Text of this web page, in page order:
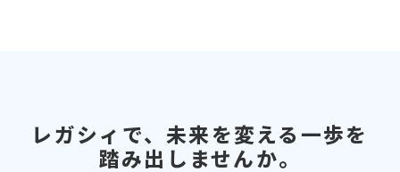
レガシィで、未来を変える一歩を
踏み出しませんか。